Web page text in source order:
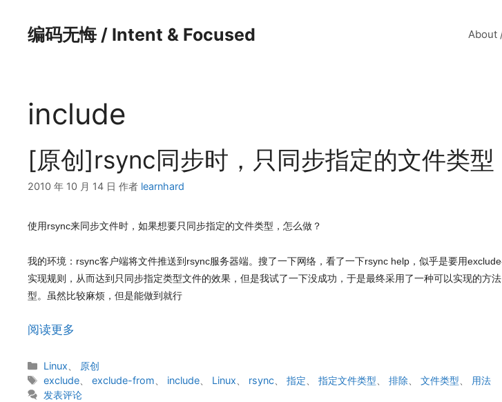
编码无悔 / Intent & Focused About
include
[原创]rsync同步时，只同步指定的文件类型
2010 年 10 月 14 日 作者 learnhard
使用rsync来同步文件时，如果想要只同步指定的文件类型，怎么做？
我的环境：rsync客户端将文件推送到rsync服务器端。搜了一下网络，看了一下rsync help，似乎是要用
实现规则，从而达到只同步指定类型文件的效果，但是我试了一下没成功，于是最终采用了一种可以实现的方
型。虽然比较麻烦，但是能做到就行
阅读更多
分
类
Linux
原创
标
签
exclude 、exclude-from include Linux rsync 、指定 、指定文件类型 、排除 、文件类型
用法
发表评论